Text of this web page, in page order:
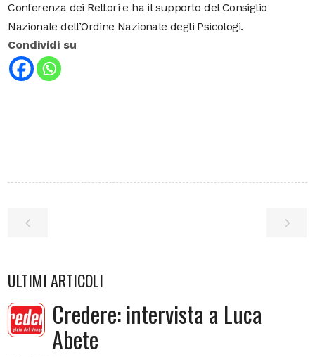
Conferenza dei Rettori e ha il supporto del Consiglio
Nazionale dell’Ordine Nazionale degli Psicologi.
Condividi su
ULTIMI ARTICOLI
Credere: intervista a Luca
Abete